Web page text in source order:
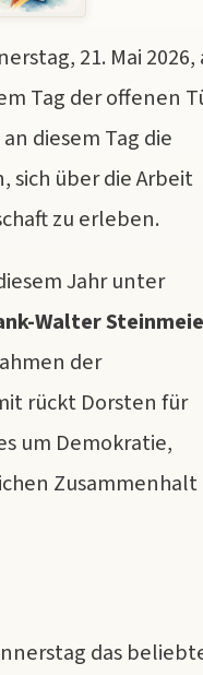
21. Mai 2026,
Tag der offenen
diesem Tag die
sich über die Arbeit
zu erleben.
Jahr unter
Walter
der
rückt Dorsten für
um Demokratie,
Zusammenhalt
das